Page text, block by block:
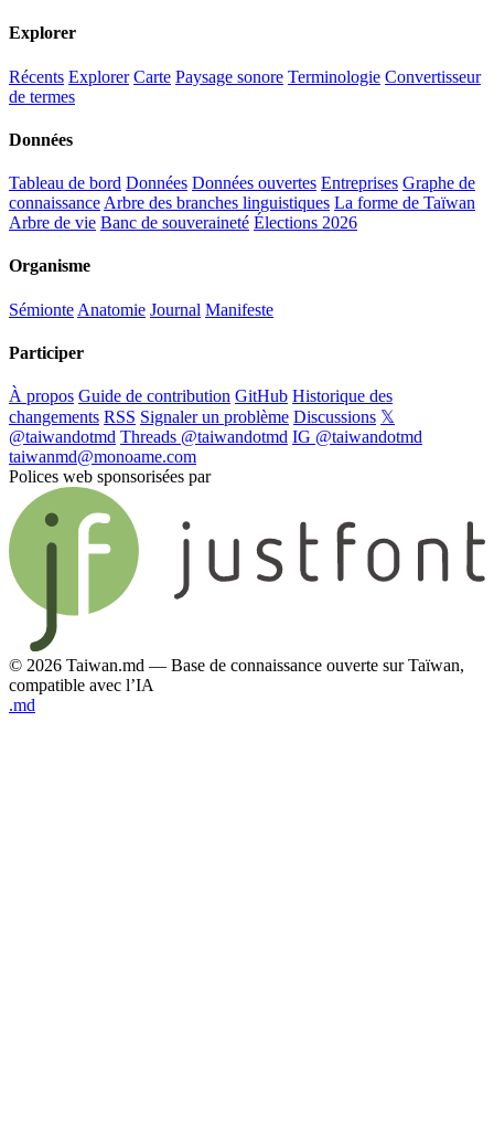
Explorer
Récents Explorer Carte Paysage sonore Terminologie Convertisseur
de termes
Données
Tableau de bord Données Données ouvertes Entreprises Graphe de
connaissance Arbre des branches linguistiques La forme de Taïwan
Arbre de vie Banc de souveraineté Élections 2026
Organisme
Sémionte Anatomie Journal Manifeste
Participer
À propos Guide de contribution GitHub Historique des
changements RSS Signaler un problème Discussions 𝕏
@taiwandotmd Threads @taiwandotmd IG @taiwandotmd
taiwanmd@monoame.com
Polices web sponsorisées par
© 2026 Taiwan.md — Base de connaissance ouverte sur Taïwan,
compatible avec l’IA
.md